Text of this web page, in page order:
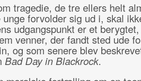
tragedie, de tre ellers helt
unge forvolder sig ud i, skal
udgangspunkt er et
venner, der fandt sted ude
og som senere blev
Bad Day in Blackrock.